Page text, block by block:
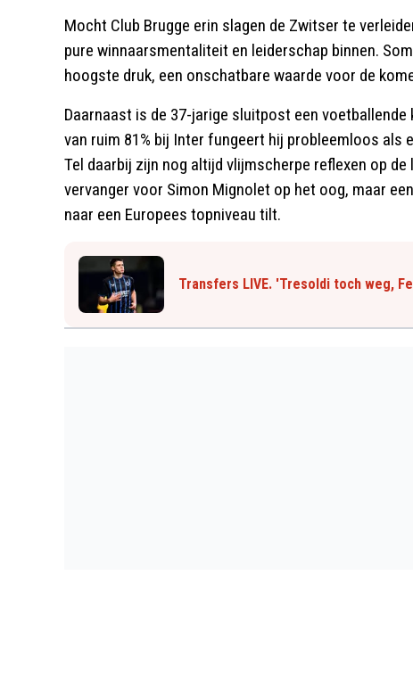
Mocht Club Brugge erin slagen de Zwitser te
pure winnaarsmentaliteit en leiderschap binnen.
hoogste druk, een onschatbare waarde voor de
Daarnaast is de 37-jarige sluitpost een
van ruim 81% bij Inter fungeert hij probleemloos als
Tel daarbij zijn nog altijd vlijmscherpe reflexen op
vervanger voor Simon Mignolet op het oog, maar
naar een Europees topniveau tilt.
Transfers LIVE. 'Tresoldi toch weg,